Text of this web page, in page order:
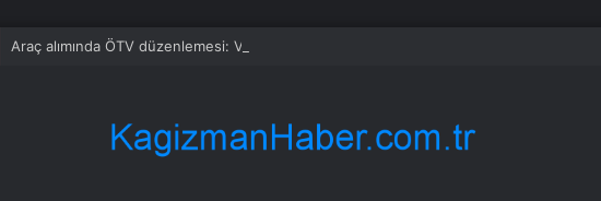
Araç alımında ÖTV düzenlemesi: Vatandaşlar bayilere akın etti